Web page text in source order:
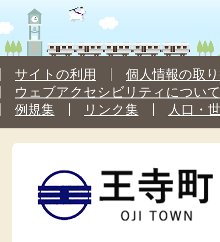
サイトの利用
個人情報の取
ウェブアクセシビリティについ
例規集
リンク集 人口・
王
寺
町